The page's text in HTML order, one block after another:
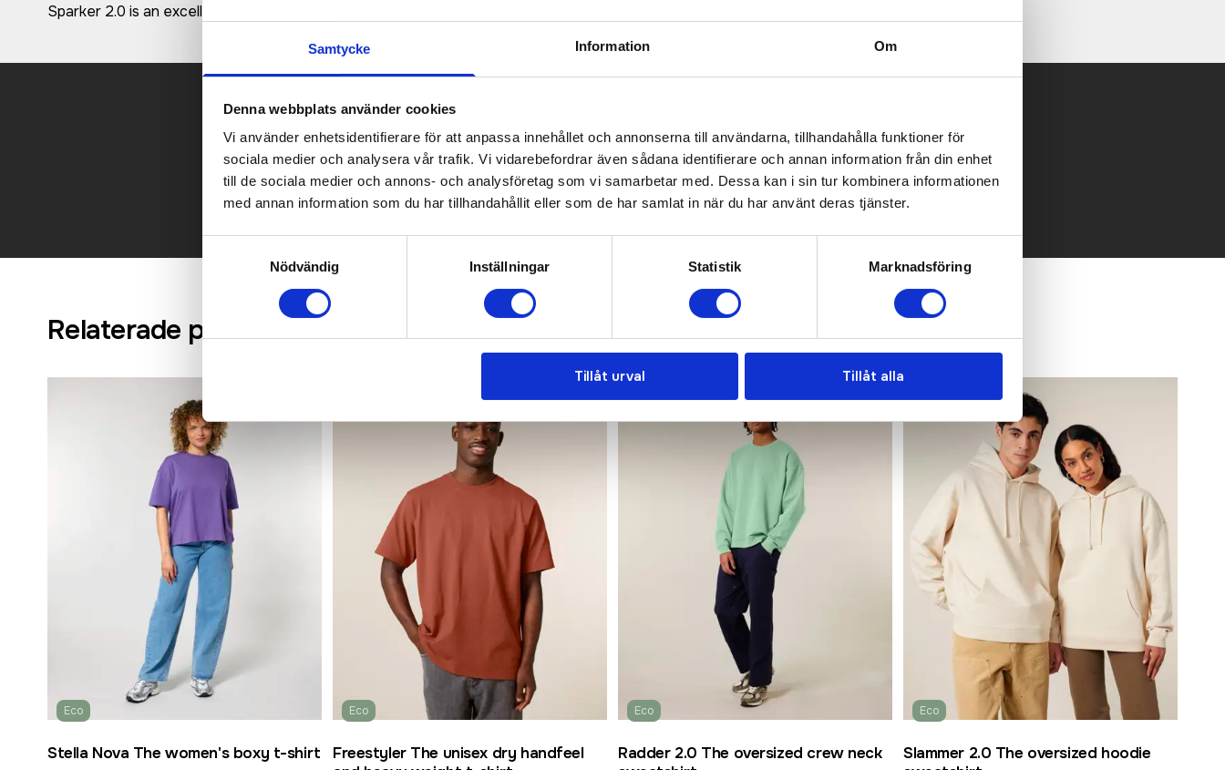
Samtycke Information Om
Denna webbplats använder cookies
Vi använder enhetsidentifierare för att anpassa innehållet och annonserna till användarna, tillhandahålla funktioner för
sociala medier och analysera vår trafik. Vi vidarebefordrar även sådana identifierare och annan information från din enhet
till de sociala medier och annons- och analysföretag som vi samarbetar med. Dessa kan i sin tur kombinera informationen
med annan information som du har tillhandahållit eller som de har samlat in när du har använt deras tjänster.
Nödvändig
Inställningar Statistik Marknadsföring
Tillåt urval Tillåt alla
Sparker 2.0 is an excellent choice.
Kontakta oss här för att få förslag på produkt och pris över mailen.
Det går också utmärkt att bara ställa frågor!
KONTAKTA OSS
Relaterade produkter
Eco
Stella Nova The women's boxy t-shirt
Eco
Freestyler The unisex dry handfeel
Eco
Radder 2.0 The oversized crew neck
Eco
Slammer 2.0 The oversized hoodie